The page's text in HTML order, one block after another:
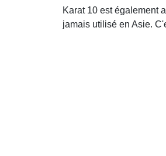
Karat 10 est également
jamais utilisé en Asie.